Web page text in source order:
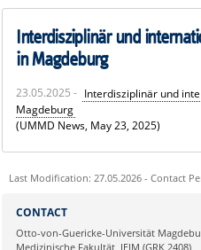
RESEARCH
PUBLICATIONS
EVENTS
Interdisziplinär und
in Magdeburg
23.05.2025 - Interdisziplinär und
Magdeburg
(UMMD News, May 23, 2025)
Last Modification: 27.05.2026 - Contact
Ihre E-Mailadresse:
CONTACT
Otto-von-Guericke-Universität
Medizinische Fakultät, IEIM (GRK 2408)